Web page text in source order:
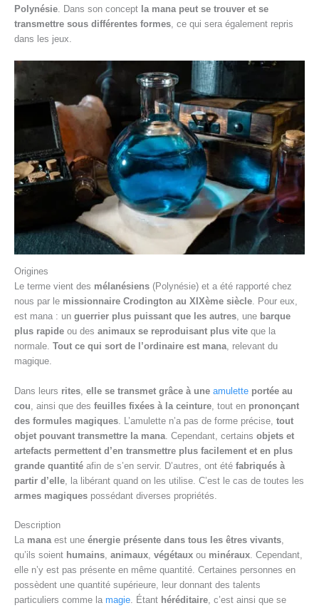
Polynésie . Dans son concept la mana peut se trouver et se
transmettre sous différentes formes , ce qui sera également repris
dans les jeux.
Origines
Le terme vient des mélanésiens (Polynésie) et a été rapporté chez
nous par le missionnaire Crodington au XIXème siècle. Pour eux,
est mana : un guerrier plus puissant que les autres, une barque
plus rapide ou des animaux se reproduisant plus vite que la
normale. Tout ce qui sort de l’ordinaire est mana, relevant du
magique.
Dans leurs rites elle se transmet grâce à une amulette portée au
cou , ainsi que des feuilles fixées à la ceinture , tout en prononçant
des formules magiques . L’amulette n’a pas de forme précise, tout
objet pouvant transmettre la mana . Cependant, certains objets et
artefacts permettent d’en transmettre plus facilement et en plus
grande quantité afin de s’en servir. D’autres, ont été fabriqués à
partir d’elle , la libérant quand on les utilise. C’est le cas de toutes les
armes magiques possédant diverses propriétés.
Description
La mana est une énergie présente dans tous les êtres vivants
qu’ils soient humains animaux végétaux ou minéraux . Cependant,
elle n’y est pas présente en même quantité. Certaines personnes en
possèdent une quantité supérieure, leur donnant des talents
particuliers comme la magie . Étant héréditaire , c’est ainsi que se